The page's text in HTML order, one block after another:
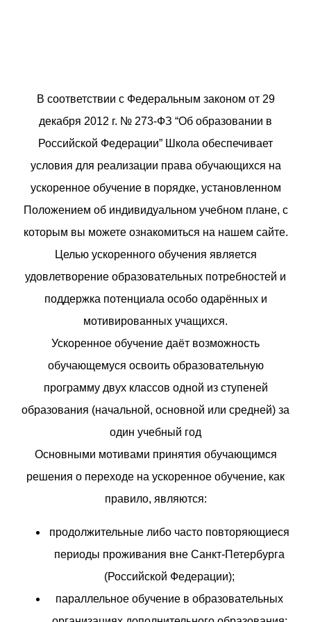
В соответствии с Федеральным законом от 29
декабря 2012 г. № 273-ФЗ “Об образовании в
Российской Федерации” Школа обеспечивает
условия для реализации права обучающихся на
ускоренное обучение в порядке, установленном
Положением об индивидуальном учебном плане, с
которым вы можете ознакомиться на нашем сайте.
Целью ускоренного обучения является
удовлетворение образовательных потребностей и
поддержка потенциала особо одарённых и
мотивированных учащихся.
Ускоренное обучение даёт возможность
обучающемуся освоить образовательную
программу двух классов одной из ступеней
образования (начальной, основной или средней) за
один учебный год
Основными мотивами принятия обучающимся
решения о переходе на ускоренное обучение, как
правило, являются:
продолжительные либо часто повторяющиеся
периоды проживания вне Санкт-Петербурга
(Российской Федерации);
параллельное обучение в образовательных